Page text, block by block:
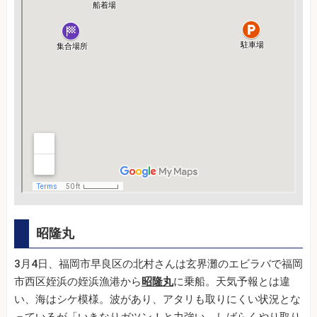
昭隆丸
3月4日、福岡市早良区の北村さんは玄界灘のエビラバで福岡
市西区姪浜の姪浜漁港から昭隆丸に乗船。天気予報とは違
い、海はシケ模様。波があり、アタリも取りにくい状況とな